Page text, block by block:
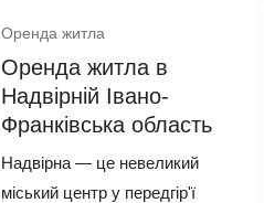
Оренда житла
Оренда житла в
Надвірній Івано-
Франківська область
Надвірна — це невеликий
міський центр у передгір'ї